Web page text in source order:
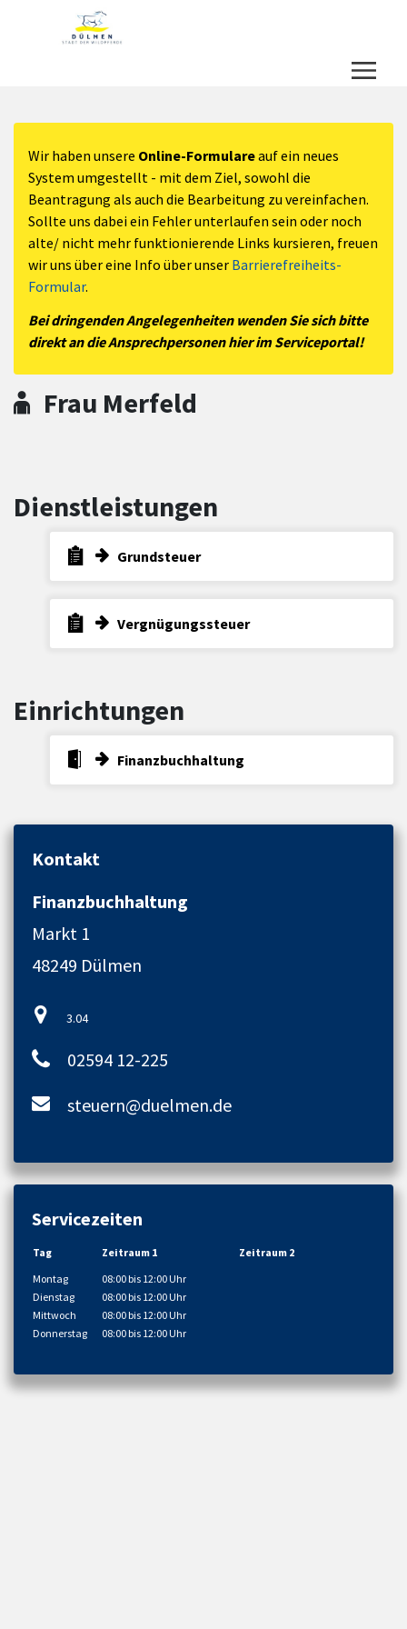
Zum Header
Zum Hauptinhalt
Zum Footer
Zum Hauptinhalt springen
Wir haben unsere Online-Formulareauf ein neues
System umgestellt - mit dem Ziel, sowohl die
Beantragung als auch die Bearbeitung zu vereinfachen.
Sollte uns dabei ein Fehler unterlaufen sein oder noch
alte/ nicht mehr funktionierende Links kursieren, freuen
wir uns über eine Info über unser Barrierefreiheits-
Formular.
Bei dringenden Angelegenheiten wenden Sie sich bitte
direkt an die Ansprechpersonen hier im Serviceportal!
Frau Merfeld
Dienstleistungen
Grundsteuer
Vergnügungssteuer
Einrichtungen
Finanzbuchhaltung
Kontakt
Finanzbuchhaltung
Markt 1
48249 Dülmen
3.04
02594 12-225
steuern@duelmen.de
Servicezeiten
Tag Zeitraum 1
Zeitraum 2
Montag
08:00 bis 12:00 Uhr
Dienstag
08:00 bis 12:00 Uhr
Mittwoch
08:00 bis 12:00 Uhr
Donnerstag
08:00 bis 12:00 Uhr